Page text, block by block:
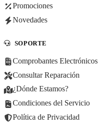
Promociones
Novedades
SOPORTE
Comprobantes Electrónicos
Consultar Reparación
¿Dónde Estamos?
Condiciones del Servicio
Política de Privacidad